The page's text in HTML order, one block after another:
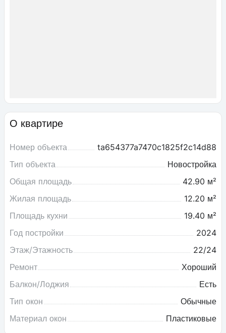
О квартире
Номер объекта
ta654377a7470c1825f2c14d88
Тип объекта
Новостройка
Общая площадь
42.90 м²
Жилая площадь
12.20 м²
Площадь кухни
19.40 м²
Год постройки
2024
Этаж/Этажность
22/24
Ремонт
Хороший
Балкон/Лоджия
Есть
Тип окон
Обычные
Материал окон
Пластиковые